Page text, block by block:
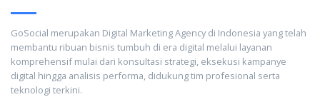
GoSocial merupakan Digital Marketing Agency di Indonesia yang telah
membantu ribuan bisnis tumbuh di era digital melalui layanan
komprehensif mulai dari konsultasi strategi, eksekusi kampanye
digital hingga analisis performa, didukung tim profesional serta
teknologi terkini.